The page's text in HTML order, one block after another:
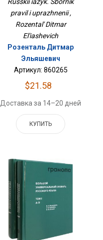
pravil i uprazhnenii ,
Rozental' Ditmar
El'iashevich
Розенталь Дитмар
Эльяшевич
Артикул: 860265
$21.58
Доставка за 14–20 дней
КУПИТЬ